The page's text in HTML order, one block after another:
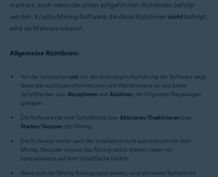
markiert, auch wenn die unten aufgeführten Richtlinien befolgt
werden. Krypto-Mining-Software, die diese Richtlinien nicht befolgt,
wird als Malware erkannt.
Allgemeine Richtlinien:
Vor der Installation und vor der erstmaligen Ausführung der Software zeigt
diese alle wichtigen Informationen und Warnhinweise an und bietet
Schaltflächen zum Akzeptieren und Ablehnen, die folgenden Regelungen
genügen.
Die Software hat eine Schaltfläche zum Aktivieren/Deaktivieren bzw.
Starten/Stoppen des Mining.
Die Software startet nach der Installation nicht automatisch mit dem
Mining. Benutzer müssen das Mining selbst starten, indem sie
beispielsweise auf eine Schaltfläche klicken.
Wenn sich die Mining-Bedingungen ändern, wird ein neues Textfeld mit